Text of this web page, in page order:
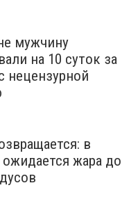
мужчину
на 10 суток за
нецензурной
в
ожидается жара до